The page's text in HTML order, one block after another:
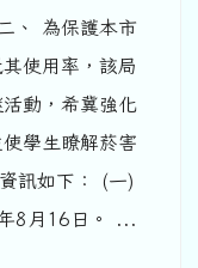
、 為保護本市
使用率，該局
動，希冀強化
學生瞭解菸害
訊如下： (一)
8月16日。 ...